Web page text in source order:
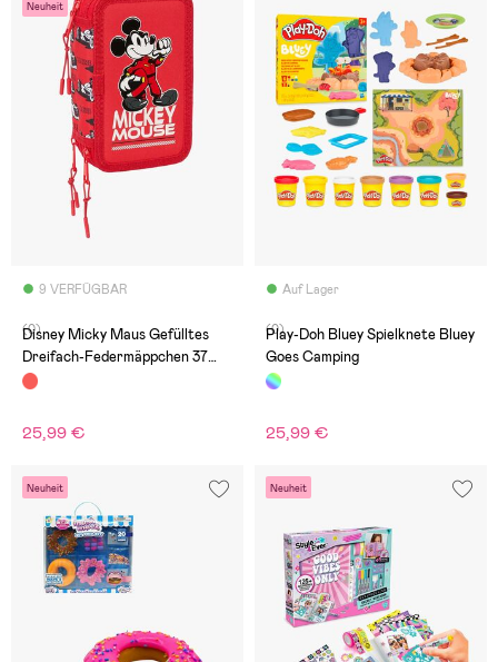
Neuheit
9 VERFÜGBAR
(0)
Disney Micky Maus Gefülltes
Dreifach-Federmäppchen 37
Teile, Mickey & Friends Racing
25,99 €
Auf Lager
(0)
Play-Doh Bluey Spielknete Bluey
Goes Camping
25,99 €
Neuheit Neuheit